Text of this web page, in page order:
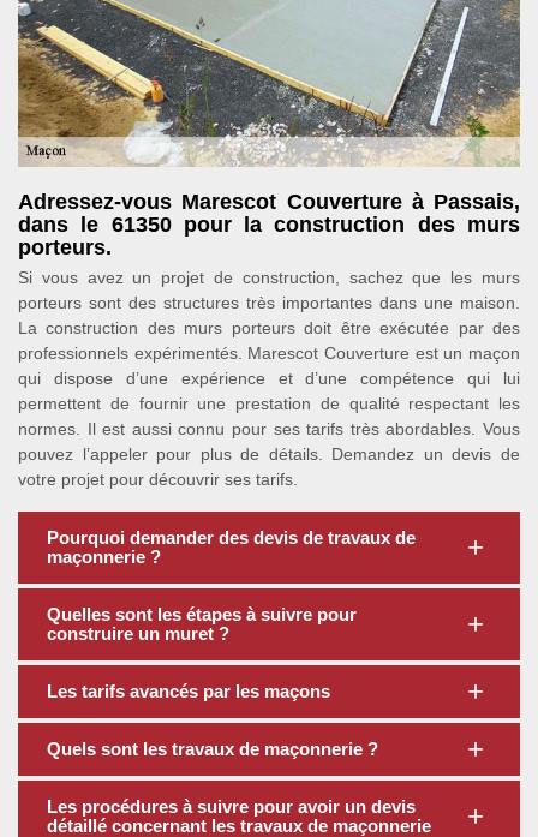
Adressez-vous Marescot Couverture à Passais,
dans le 61350 pour la construction des murs
porteurs.
Si vous avez un projet de construction, sachez que les murs
porteurs sont des structures très importantes dans une maison.
La construction des murs porteurs doit être exécutée par des
professionnels expérimentés. Marescot Couverture est un maçon
qui dispose d’une expérience et d’une compétence qui lui
permettent de fournir une prestation de qualité respectant les
normes. Il est aussi connu pour ses tarifs très abordables. Vous
pouvez l’appeler pour plus de détails. Demandez un devis de
votre projet pour découvrir ses tarifs.
Pourquoi demander des devis de travaux de
maçonnerie ?
Quelles sont les étapes à suivre pour
construire un muret ?
Les tarifs avancés par les maçons
Quels sont les travaux de maçonnerie ?
Les procédures à suivre pour avoir un devis
détaillé concernant les travaux de maçonnerie